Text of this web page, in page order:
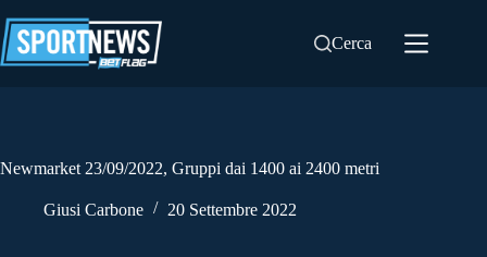
al
contenuto
Cerca
Newmarket 23/09/2022, Gruppi dai 1400 ai 2400 metri
Giusi Carbone 20 Settembre 2022